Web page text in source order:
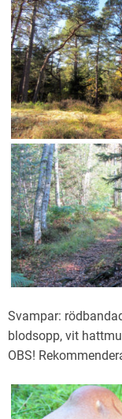
Svampar:
blodsopp, vit
OBS!